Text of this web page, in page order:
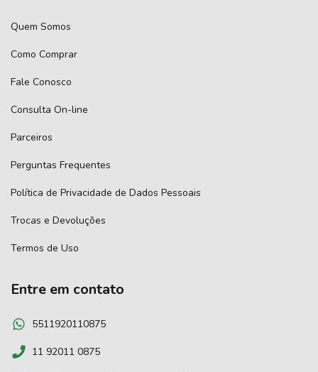
Quem Somos
Como Comprar
Fale Conosco
Consulta On-line
Parceiros
Perguntas Frequentes
Política de Privacidade de Dados Pessoais
Trocas e Devoluções
Termos de Uso
Entre em contato
5511920110875
11 92011 0875